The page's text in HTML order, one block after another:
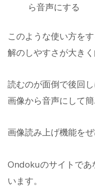
ら音声にする
このような使い方を
解のしやすさが大きく
読むのが面倒で後回
画像から音声にして
画像読み上げ機能を
Ondokuのサイトであ
います。